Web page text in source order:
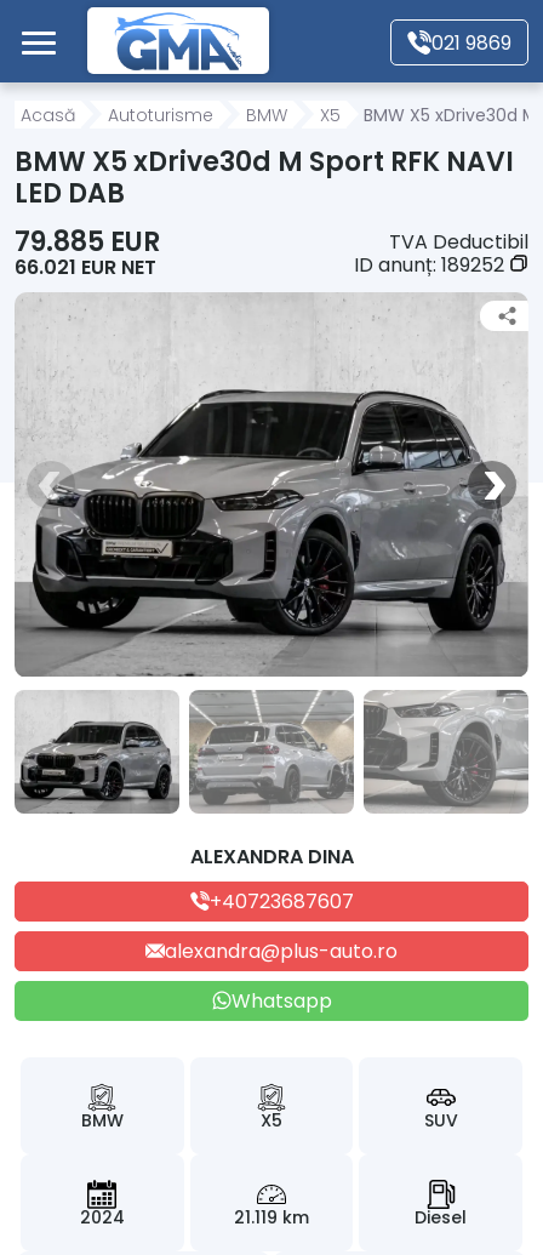
Mergi direct la conținutul principal
021 9869
Acasă
Autoturisme
Motociclete
Autoutilitare
Alte tipuri vehicule
Despre Noi
Contact
Acasă Autoturisme BMW X5 BMW X5 xDrive30d M
BMW X5 xDrive30d M Sport RFK NAVI
LED DAB
79.885 EUR
66.021 EUR NET
TVA Deductibil
ID anunț: 189252
ALEXANDRA DINA
+40723687607
alexandra@plus-auto.ro
Whatsapp
BMW X5 SUV
2024 21.119 km Diesel